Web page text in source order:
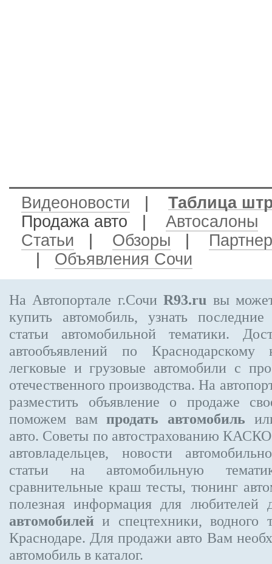
Видеоновости
Таблица
Продажа авто
Автосалоны
Статьи
Обзоры
Объявления Сочи
На Автопортале г.СочиR93.ru вы
купить автомобиль, узнать
статьи автомобильной тематики.
автообъявлений по
легковые и грузовые автомобили с
отечественного производства. На
разместить объявление о продаже
поможем вампродать автомобиль
авто. Советы по автострахованию
автовладельцев, новости
статьи на автомобильную
сравнительные краш тесты, тюнинг
полезная информация для любителей
автомобилей и спецтехники, водного
Краснодаре. Для продажи авто Вам
автомобиль в каталог.